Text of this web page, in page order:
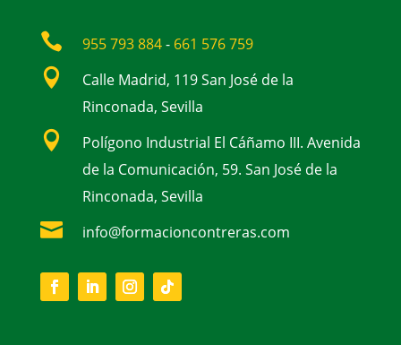
 955 793 884- 661 576 759

Calle Madrid, 119 San José de la
Rinconada, Sevilla

Polígono Industrial El Cáñamo III. Avenida
de la Comunicación, 59. San José de la
Rinconada, Sevilla
 info@formacioncontreras.com